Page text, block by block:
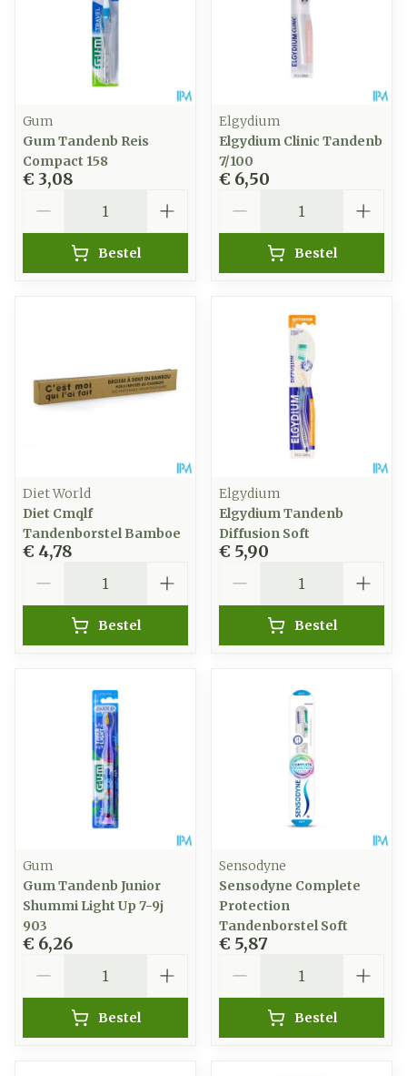
Gum
Gum Tandenb Reis
Compact 158
€ 3,08
Bestel
Elgydium
Elgydium Clinic Tandenb
7/100
€ 6,50
Bestel
Diet World
Diet Cmqlf
Tandenborstel Bamboe
€ 4,78
Bestel
Elgydium
Elgydium Tandenb
Diffusion Soft
€ 5,90
Bestel
Gum
Gum Tandenb Junior
Shummi Light Up 7-9j
903
€ 6,26
Bestel
Sensodyne
Sensodyne Complete
Protection
Tandenborstel Soft
€ 5,87
Bestel